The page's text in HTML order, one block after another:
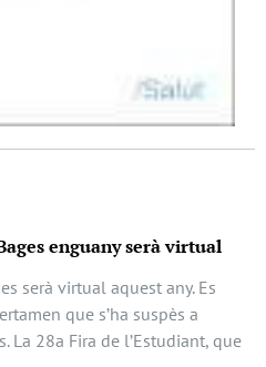
enguany serà virtual
serà virtual aquest any. Es
que s’ha suspès a
La 28a Fira de l’Estudiant, que